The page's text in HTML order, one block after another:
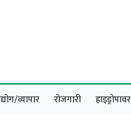
व्यापार रोजगारी हाइड्रोपावर